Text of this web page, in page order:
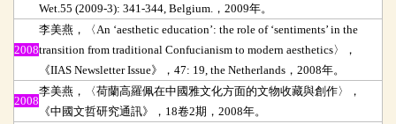
Wet.55 (2009-3): 341-344, Belgium.，2009年。
2008
李美燕，〈An ‘aesthetic education’: the role of ‘sentiments’ in the
transition from traditional Confucianism to modern aesthetics〉，
《IIAS Newsletter Issue》，47: 19, the Netherlands，2008年。
2008
李美燕，〈荷蘭高羅佩在中國雅文化方面的文物收藏與創作〉，
《中國文哲研究通訊》，18卷2期，2008年。